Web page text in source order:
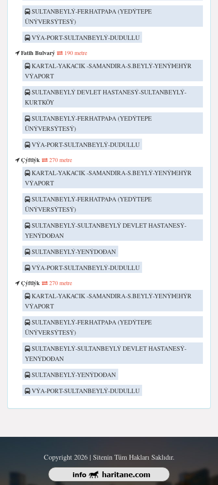
SULTANBEYLÝ-FERHATPAÞA (YEDÝTEPE
ÜNÝVERSÝTESÝ)
VÝA-PORT-SULTANBEYLÝ-DUDULLU
Fatih Bulvarý
190 metre
KARTAL-YAKACIK -SAMANDIRA-S.BEYLÝ-YENÝÞEHÝR
VÝAPORT
SULTANBEYLÝ DEVLET HASTANESÝ-SULTANBEYLÝ-
KURTKÖY
SULTANBEYLÝ-FERHATPAÞA (YEDÝTEPE
ÜNÝVERSÝTESÝ)
VÝA-PORT-SULTANBEYLÝ-DUDULLU
Çýftlýk
270 metre
KARTAL-YAKACIK -SAMANDIRA-S.BEYLÝ-YENÝÞEHÝR
VÝAPORT
SULTANBEYLÝ-FERHATPAÞA (YEDÝTEPE
ÜNÝVERSÝTESÝ)
SULTANBEYLÝ-SULTANBEYLÝ DEVLET HASTANESÝ-
YENÝDOÐAN
SULTANBEYLÝ-YENÝDOÐAN
VÝA-PORT-SULTANBEYLÝ-DUDULLU
Çýftlýk
270 metre
KARTAL-YAKACIK -SAMANDIRA-S.BEYLÝ-YENÝÞEHÝR
VÝAPORT
SULTANBEYLÝ-FERHATPAÞA (YEDÝTEPE
ÜNÝVERSÝTESÝ)
SULTANBEYLÝ-SULTANBEYLÝ DEVLET HASTANESÝ-
YENÝDOÐAN
SULTANBEYLÝ-YENÝDOÐAN
VÝA-PORT-SULTANBEYLÝ-DUDULLU
Copyright 2026 | Sitenin Tüm Hakları Saklıdır.